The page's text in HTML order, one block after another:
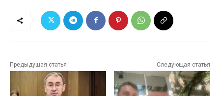
Предыдущая статья Следующая статья